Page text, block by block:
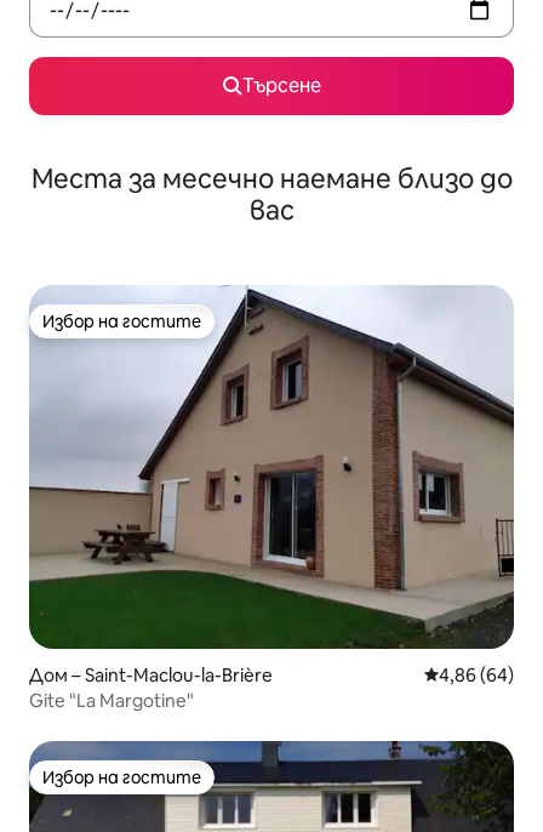
Търсене
Места за месечно наемане близо до
вас
Избор на гостите
Избор на гостите
Дом – Saint-Maclou-la-Brière Средна
4,86 (64)
Gite "La Margotine"
Избор на гостите
Избор на гостите